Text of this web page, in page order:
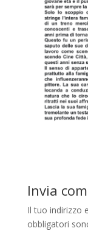
Invia
Il tuo indirizzo
obbligatori